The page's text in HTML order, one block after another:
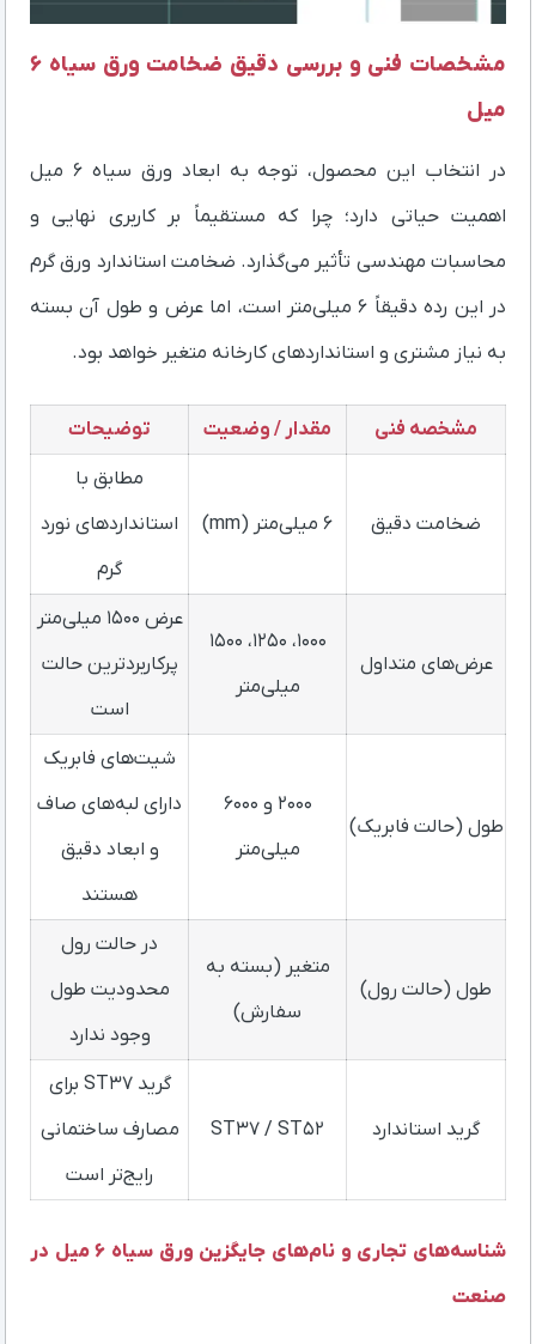
مشخصات فنی و بررسی دقیق ضخامت ورق سیاه ۶
میل
در انتخاب این محصول، توجه به ابعاد ورق سیاه ۶ میل
اهمیت حیاتی دارد؛ چرا که مستقیماً بر کاربری نهایی و
محاسبات مهندسی تأثیر می‌گذارد. ضخامت استاندارد ورق گرم
در این رده دقیقاً ۶ میلی‌متر است، اما عرض و طول آن بسته
به نیاز مشتری و استانداردهای کارخانه متغیر خواهد بود.
مشخصه فنی مقدار / وضعیت توضیحات
ضخامت دقیق ۶ میلی‌متر (mm)
مطابق با
استانداردهای نورد
گرم
عرض‌های متداول
۱۰۰۰، ۱۲۵۰، ۱۵۰۰
میلی‌متر
عرض ۱۵۰۰ میلی‌متر
پرکاربردترین حالت
است
طول (حالت فابریک)
۲۰۰۰ و ۶۰۰۰
میلی‌متر
شیت‌های فابریک
دارای لبه‌های صاف
و ابعاد دقیق
هستند
طول (حالت رول)
متغیر (بسته به
سفارش)
در حالت رول
محدودیت طول
وجود ندارد
گرید استاندارد ST37 / ST52
گرید ST37 برای
مصارف ساختمانی
رایج‌تر است
شناسه‌های تجاری و نام‌های جایگزین ورق سیاه ۶ میل در
صنعت